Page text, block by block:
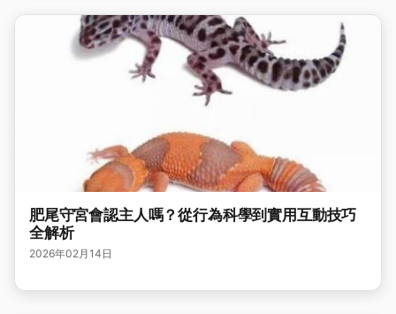
肥尾守宮會認主人嗎？從行為科學到實用互動技巧
全解析
2026年02月14日